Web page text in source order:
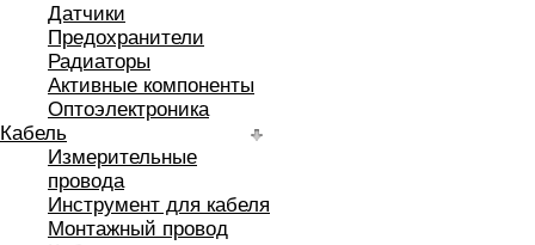
Датчики
Предохранители
Радиаторы
Активные компоненты
Оптоэлектроника
Кабель
Измерительные
провода
Инструмент для кабеля
Монтажный провод